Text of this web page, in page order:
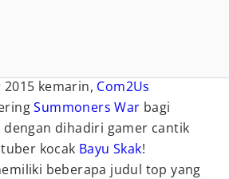
2015 kemarin, Com2Us
Summoners War bagi
dengan dihadiri gamer cantik
kocak Bayu Skak!
beberapa judul top yang